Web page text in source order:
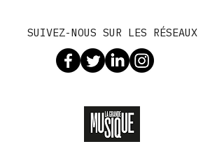
SUIVEZ-NOUS SUR LES RÉSEAUX